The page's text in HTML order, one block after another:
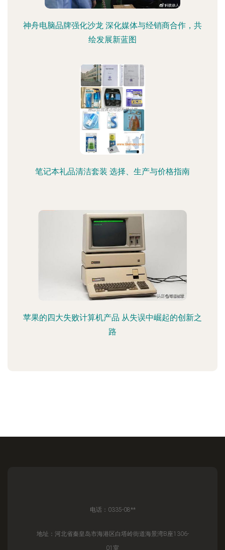
神舟电脑品牌强化沙龙 深化媒体与经销商合作，共
绘发展新蓝图
笔记本礼品清洁套装 选择、生产与价格指南
苹果的四大失败计算机产品 从失误中崛起的创新之
路
电话：0335-08**
地址：河北省秦皇岛市海港区白塔岭街道海景湾B座1306-
01室